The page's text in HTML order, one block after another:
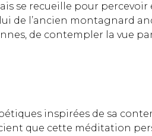
se recueille pour percevoir
de l’ancien montagnard
de contempler la vue
inspirées de sa
que cette méditation